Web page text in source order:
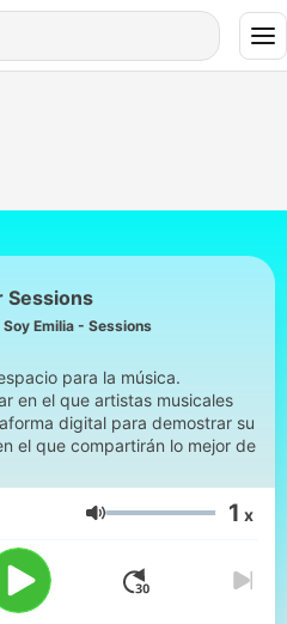
Sessions
Soy Emilia - Sessions
para la música.
en el que artistas musicales
digital para demostrar su
el que compartirán lo mejor de
Volumen 1 x